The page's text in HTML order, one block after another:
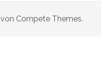
von Compete Themes.